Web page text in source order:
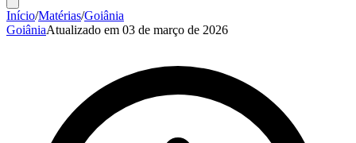
Início/Matérias/Goiânia
GoiâniaAtualizado em 03 de março de 2026